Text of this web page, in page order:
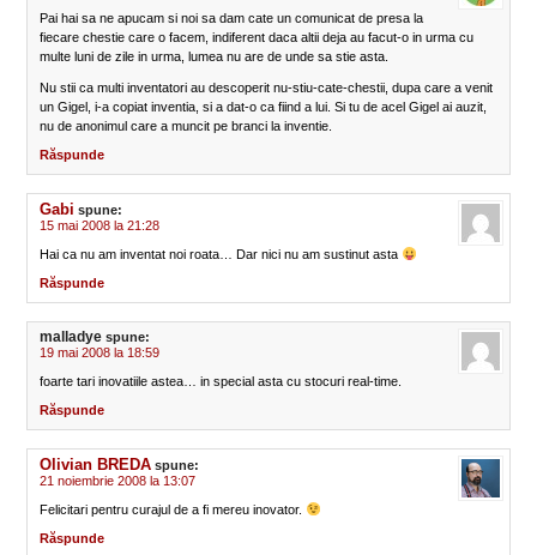
Pai hai sa ne apucam si noi sa dam cate un comunicat de presa la
fiecare chestie care o facem, indiferent daca altii deja au facut-o in urma cu
multe luni de zile in urma, lumea nu are de unde sa stie asta.
Nu stii ca multi inventatori au descoperit nu-stiu-cate-chestii, dupa care a venit
un Gigel, i-a copiat inventia, si a dat-o ca fiind a lui. Si tu de acel Gigel ai auzit,
nu de anonimul care a muncit pe branci la inventie.
Răspunde
Gabi spune:
15 mai 2008 la 21:28
Hai ca nu am inventat noi roata… Dar nici nu am sustinut asta
Răspunde
malladye spune:
19 mai 2008 la 18:59
foarte tari inovatiile astea… in special asta cu stocuri real-time.
Răspunde
Olivian BREDA spune:
21 noiembrie 2008 la 13:07
Felicitari pentru curajul de a fi mereu inovator.
Răspunde